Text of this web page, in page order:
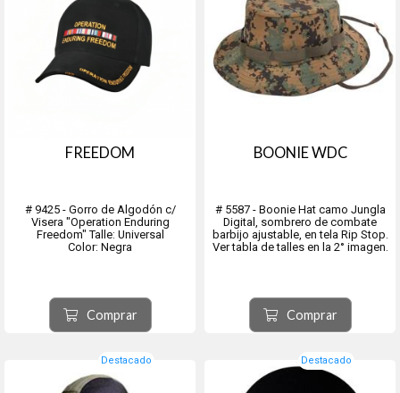
FREEDOM
# 9425 - Gorro de Algodón c/
Visera "Operation Enduring
Freedom" Talle: Universal
Color: Negra
Comprar
BOONIE WDC
# 5587 - Boonie Hat camo Jungla
Digital, sombrero de combate
barbijo ajustable, en tela Rip Stop.
Ver tabla de talles en la 2° imagen.
Comprar
Destacado Destacado